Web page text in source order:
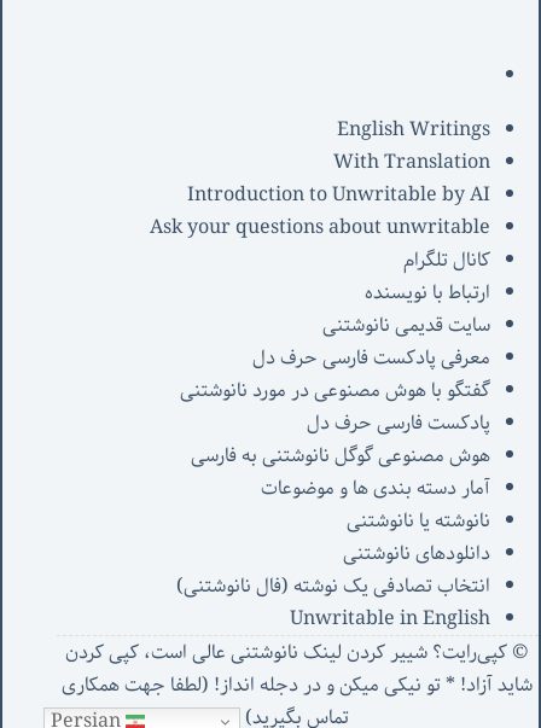
English Writings
With Translation
Introduction to Unwritable by AI
Ask your questions about unwritable
کانال تلگرام
ارتباط با نویسنده
سایت قدیمی نانوشتنی
معرفی پادکست فارسی حرف دل
گفتگو با هوش مصنوعی در مورد نانوشتنی
پادکست فارسی حرف دل
هوش مصنوعی گوگل نانوشتنی به فارسی
آمار دسته بندی ها و موضوعات
نانوشته یا نانوشتنی
دانلودهای نانوشتنی
انتخاب تصادفی یک نوشته (فال نانوشتنی)
Unwritable in English
© کپی‌رایت؟ شییر کردن لینک نانوشتنی عالی است، کپی کردن
شاید آزاد! * تو نیکی میکن و در دجله انداز! (لطفا جهت همکاری
تماس بگیرید)